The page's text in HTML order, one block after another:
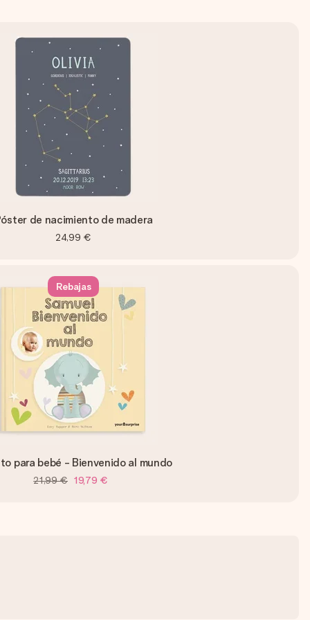
de nacimiento de madera
24,99 €
Rebajas
para bebé - Bienvenido al mundo
21,99 € 19,79 €